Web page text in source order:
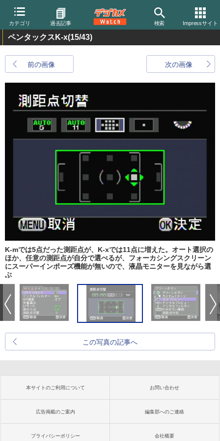
カテゴリ 過去記事 検索 Impressサイト
ペンタックスK-x(15/43)
前の画像 次の画像
K-mでは5点だった測距点が、K-xでは11点に増えた。オート選択の
ほか、任意の測距点が自分で選べるが、フォーカシングスクリーン
にスーパーインポーズ機能が無いので、液晶モニターを見ながら選
ぶ
この写真の記事へ
本サイトのご利用について お問い合わせ
広告掲載のご案内 編集部へのご連絡
プライバシーポリシー 会社概要